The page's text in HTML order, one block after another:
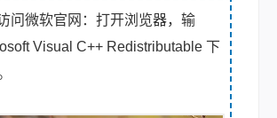
问微软官网：打开浏览器，输
Visual C++ Redistributable 下